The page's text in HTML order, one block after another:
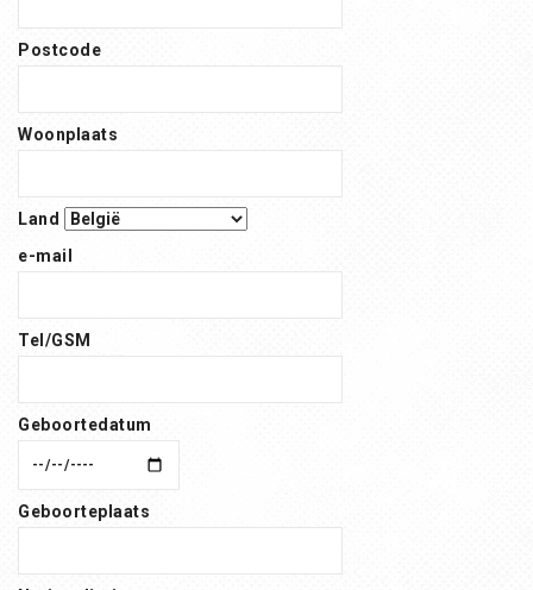
Postcode
Woonplaats
Land
e-mail
Tel/GSM
Geboortedatum
Geboorteplaats